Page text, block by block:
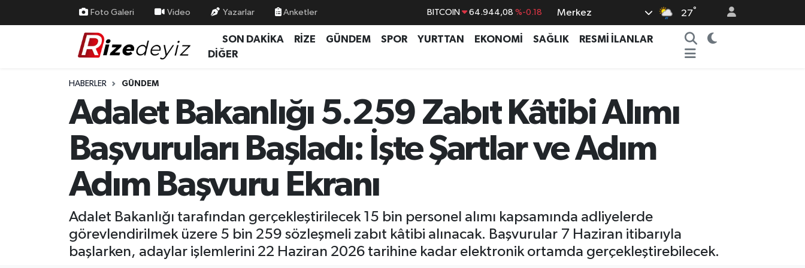
Foto Galeri Video Yazarlar Anketler
DOLAR 47,7436 %0.18
EURO 55,2510 %0.32
13.779 %-14
Merkez 27°
SON DAKİKA RİZE GÜNDEM SPOR YURTTAN EKONOMİ SAĞLIK
RESMİ İLANLAR
DİĞER
HABERLER GÜNDEM
Adalet Bakanlığı 5.259 Zabıt Kâtibi Alımı
Başvuruları Başladı: İşte Şartlar ve Adım
Adım Başvuru Ekranı
Adalet Bakanlığı tarafından gerçekleştirilecek 15 bin personel alımı kapsamında adliyelerde
görevlendirilmek üzere 5 bin 259 sözleşmeli zabıt kâtibi alınacak. Başvurular 7 Haziran itibarıyla
başlarken, adaylar işlemlerini 22 Haziran 2026 tarihine kadar elektronik ortamda gerçekleştirebilecek.
Yurttan Haberler
Ekonomi
Rize Nöbetçi Eczaneler
Rize Trafik Yoğunluk Haritası
Süper Lig Puan Durumu ve Fikstür
Son Dakika Haberleri
Haber Arşivi